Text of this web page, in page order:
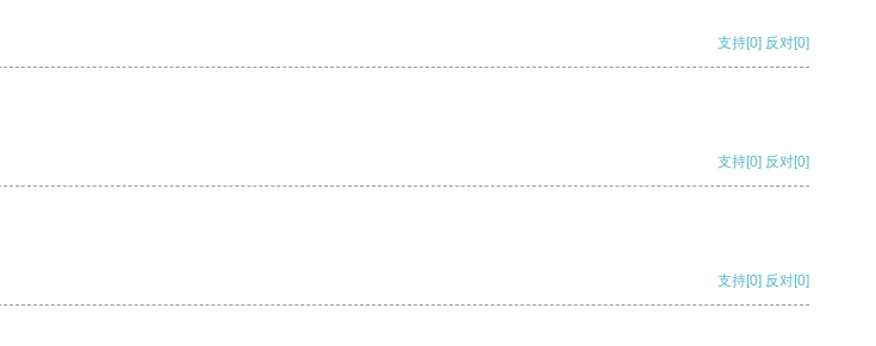
支持[0] 反对[0]
支持[0] 反对[0]
支持[0] 反对[0]